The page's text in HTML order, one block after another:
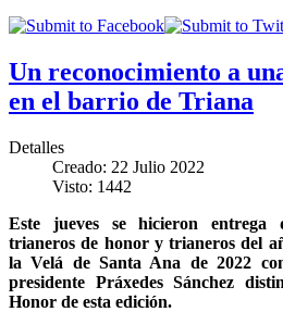
Un reconocimiento a
en el barrio de Triana
Detalles
Creado: 22 Julio 2022
Visto: 1442
Este jueves se hicieron entrega
trianeros de honor y trianeros del
la Velá de Santa Ana de 2022
presidente Práxedes Sánchez
Honor de esta edición.